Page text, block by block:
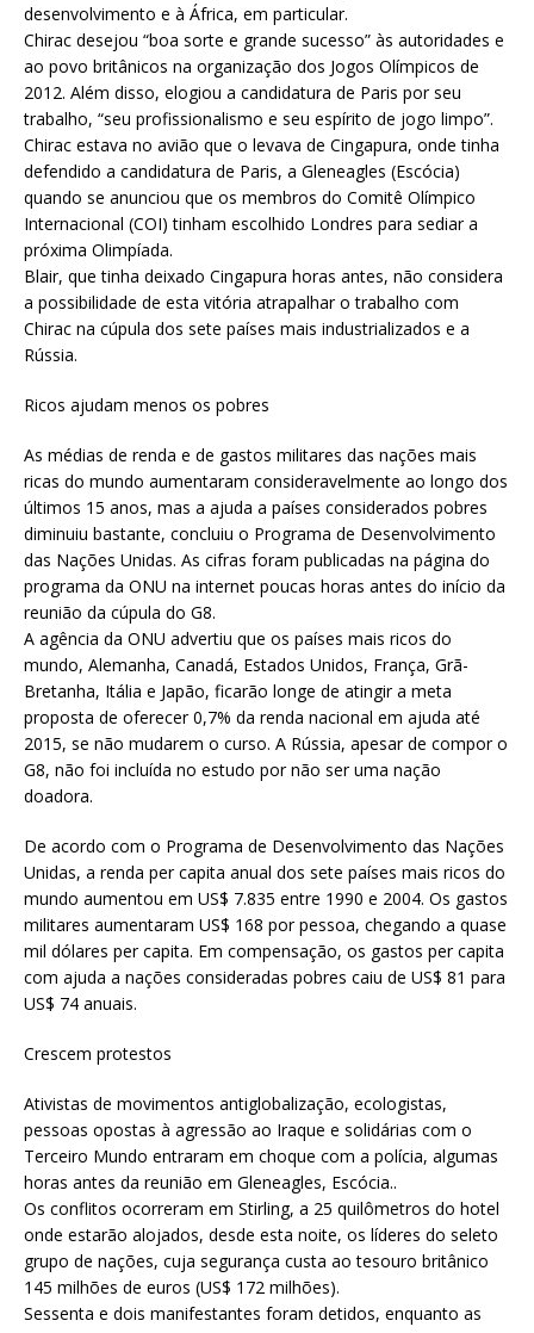
desenvolvimento e à África, em particular.
Chirac desejou “boa sorte e grande sucesso” às autoridades e
ao povo britânicos na organização dos Jogos Olímpicos de
2012. Além disso, elogiou a candidatura de Paris por seu
trabalho, “seu profissionalismo e seu espírito de jogo limpo”.
Chirac estava no avião que o levava de Cingapura, onde tinha
defendido a candidatura de Paris, a Gleneagles (Escócia)
quando se anunciou que os membros do Comitê Olímpico
Internacional (COI) tinham escolhido Londres para sediar a
próxima Olimpíada.
Blair, que tinha deixado Cingapura horas antes, não considera
a possibilidade de esta vitória atrapalhar o trabalho com
Chirac na cúpula dos sete países mais industrializados e a
Rússia.
Ricos ajudam menos os pobres
As médias de renda e de gastos militares das nações mais
ricas do mundo aumentaram consideravelmente ao longo dos
últimos 15 anos, mas a ajuda a países considerados pobres
diminuiu bastante, concluiu o Programa de Desenvolvimento
das Nações Unidas. As cifras foram publicadas na página do
programa da ONU na internet poucas horas antes do início da
reunião da cúpula do G8.
A agência da ONU advertiu que os países mais ricos do
mundo, Alemanha, Canadá, Estados Unidos, França, Grã-
Bretanha, Itália e Japão, ficarão longe de atingir a meta
proposta de oferecer 0,7% da renda nacional em ajuda até
2015, se não mudarem o curso. A Rússia, apesar de compor o
G8, não foi incluída no estudo por não ser uma nação
doadora.
De acordo com o Programa de Desenvolvimento das Nações
Unidas, a renda per capita anual dos sete países mais ricos do
mundo aumentou em US$ 7.835 entre 1990 e 2004. Os gastos
militares aumentaram US$ 168 por pessoa, chegando a quase
mil dólares per capita. Em compensação, os gastos per capita
com ajuda a nações consideradas pobres caiu de US$ 81 para
US$ 74 anuais.
Crescem protestos
Ativistas de movimentos antiglobalização, ecologistas,
pessoas opostas à agressão ao Iraque e solidárias com o
Terceiro Mundo entraram em choque com a polícia, algumas
horas antes da reunião em Gleneagles, Escócia..
Os conflitos ocorreram em Stirling, a 25 quilômetros do hotel
onde estarão alojados, desde esta noite, os líderes do seleto
grupo de nações, cuja segurança custa ao tesouro britânico
145 milhões de euros (US$ 172 milhões).
Sessenta e dois manifestantes foram detidos, enquanto as